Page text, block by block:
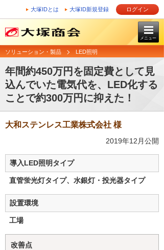
大塚IDとは 大塚ID新規登録 ログイン
メニュー
ソリューション・製品 LED照明
年間約450万円を固定費として見
込んでいた電気代を、LED化する
ことで約300万円に抑えた！
大和ステンレス工業株式会社 様
2019年12月公開
導入LED照明タイプ
直管蛍光灯タイプ、水銀灯・投光器タイプ
設置環境
工場
改善点